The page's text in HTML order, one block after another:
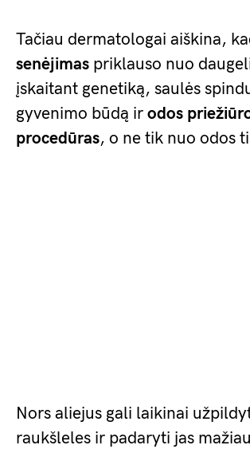
Tačiau dermatologai aiškina,
senėjimas priklauso nuo
įskaitant genetiką, saulės
gyvenimo būdą ir odos
procedūras, o ne tik nuo odos
Nors aliejus gali laikinai
raukšleles ir padaryti jas